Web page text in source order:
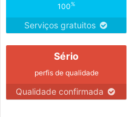
100%
Serviços gratuitos
Sério
perfis de qualidade
Qualidade confirmada